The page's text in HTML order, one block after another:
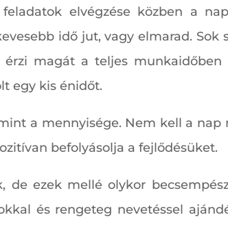
elvégzése közben a
idő jut, vagy elmarad. Sok
magát a teljes munkaidőben
egy kis énidőt.
a mennyisége. Nem kell a nap
befolyásolja a fejlődésüket.
de ezek mellé olykor
és rengeteg nevetéssel